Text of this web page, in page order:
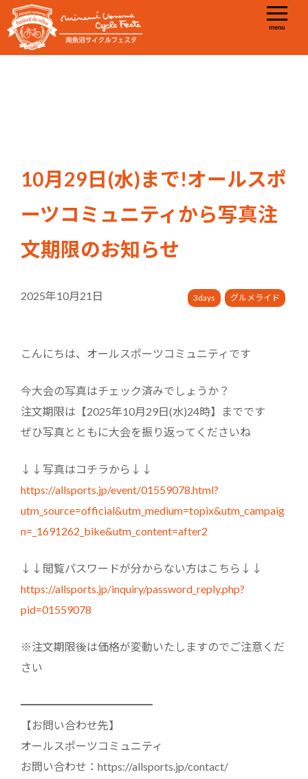
menu
10月29日(水)まで!オールスポ
ーツコミュニティから写真注
文期限のお知らせ
2025年10月21日 3days グルメライド
こんにちは、オールスポーツコミュニティです
今大会の写真はチェック済みでしょうか？
注文期限は【2025年10月29日(水)24時】までです
ぜひ写真とともに大会を振り返ってくださいね
↓↓写真はコチラから↓↓
https://allsports.jp/event/01559078.html?
utm_source=official&utm_medium=topix&utm_campaig
n=_1691262_bike&utm_content=after2
↓↓閲覧パスワードが分からない方はこちら↓↓
https://allsports.jp/inquiry/password_reply.php?
pid=01559078
※注文期限後は価格が変動いたしますのでご注意くだ
さい
━━━━━━━━━━━━
【お問い合わせ先】
オールスポーツコミュニティ
お問い合わせ：https://allsports.jp/contact/